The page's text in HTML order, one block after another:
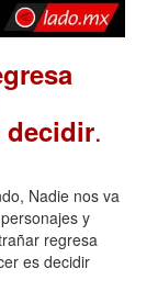
decidir.
Nadie nos va
y
regresa
es decidir